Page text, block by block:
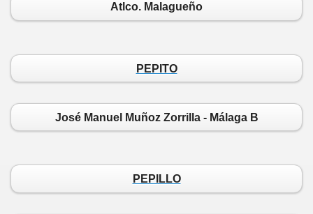
Atlco. Malagueño
PEPITO
José Manuel Muñoz Zorrilla - Málaga B
PEPILLO